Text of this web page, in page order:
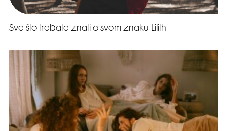
Sve što trebate znati o svom znaku Lilith